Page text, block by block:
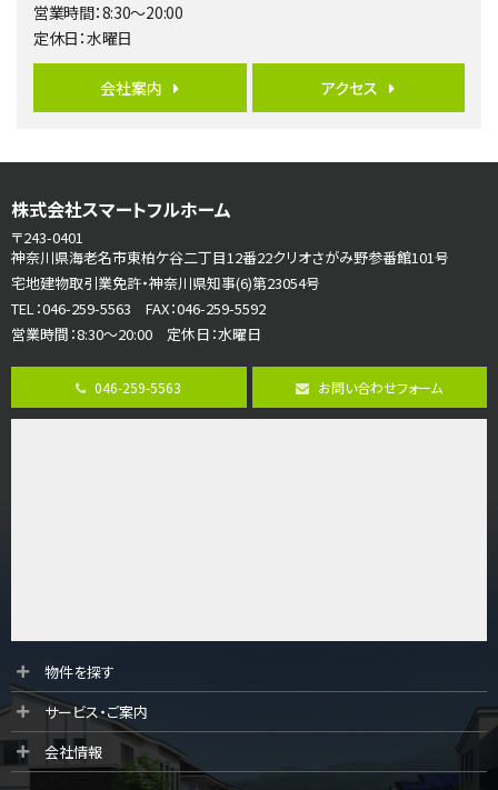
第6位
4ＬＤＫ
さがみ野駅
古淵駅
バ12分 歩4分
並列２台駐車可。１階はリビングと水まわりをまとめ…
第8位
3,680万円
4ＳＬＤＫ
海老名駅
第10位
4,190万円
桜ヶ丘駅
LDK約20帖とゆとりある広さ！WIC、SICの…
営業時間：8:30～20:00
定休日：水曜日
会社案内 アクセス
株式会社スマートフルホーム
〒243-0401
神奈川県海老名市東柏ケ谷二丁目12番22クリオさがみ野参番館101号
宅地建物取引業免許・神奈川県知事(6)第23054号
TEL：046-259-5563 FAX：046-259-5592
営業時間：8:30～20:00 定休日：水曜日
046-259-5563 お問い合わせフォーム
物件を探す
サービス・ご案内
会社情報